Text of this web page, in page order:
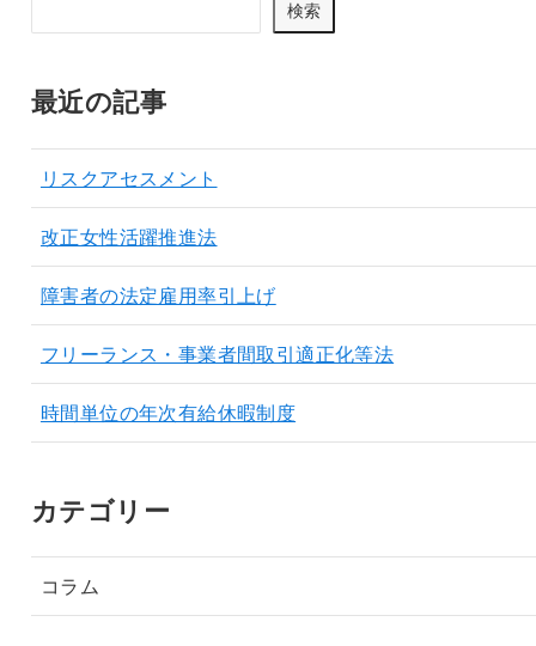
検索
最近の記事
リスクアセスメント
改正女性活躍推進法
障害者の法定雇用率引上げ
フリーランス・事業者間取引適正化等法
時間単位の年次有給休暇制度
カテゴリー
コラム